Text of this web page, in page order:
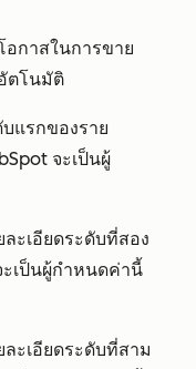
อกาสในการขาย
ตโนมัติ
บแรกของราย
จะเป็นผู้
ละเอียดระดับที่สอง
ะเป็นผู้กำหนดค่านี้
ละเอียดระดับที่สาม